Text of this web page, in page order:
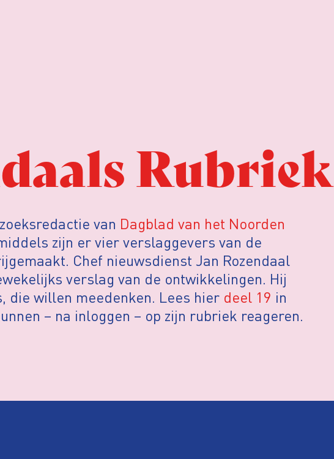
Rubriek
van Dagblad van het Noorden
zijn er vier verslaggevers van de
Chef nieuwsdienst Jan Rozendaal
verslag van de ontwikkelingen. Hij
die willen meedenken. Lees hier deel 19 in
– na inloggen – op zijn rubriek reageren.